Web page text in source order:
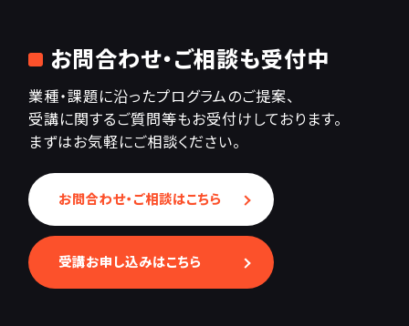
お問合わせ・ご相談も受付中
業種・課題に沿ったプログラムのご提案、
受講に関するご質問等もお受付けしております。
まずはお気軽にご相談ください。
お問合わせ・ご相談はこちら
受講お申し込みはこちら